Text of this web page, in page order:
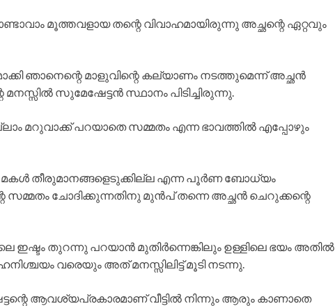
മൂത്തവളായ തന്റെ വിവാഹമായിരുന്നു അച്ഛന്റെ ഏറ്റവും
ഞാനെന്റെ മാളുവിന്റെ കല്യാണം നടത്തുമെന്ന് അച്ഛൻ
സുമേഷേട്ടൻ സ്ഥാനം പിടിച്ചിരുന്നു.
മറുവാക്ക് പറയാതെ സമ്മതം എന്ന ഭാവത്തിൽ എപ്പോഴും
മകൾ തീരുമാനങ്ങളെടുക്കില്ല എന്ന പൂർണ ബോധ്യം
സമ്മതം ചോദിക്കുന്നതിനു മുൻപ് തന്നെ അച്ഛൻ ചെറുക്കന്റെ
ഇഷ്ടം തുറന്നു പറയാൻ മുതിർന്നെങ്കിലും ഉള്ളിലെ ഭയം അതിൽ
വരെയും അത് മനസ്സിലിട്ട് മൂടി നടന്നു.
ആവശ്യപ്രകാരമാണ് വീട്ടിൽ നിന്നും ആരും കാണാതെ